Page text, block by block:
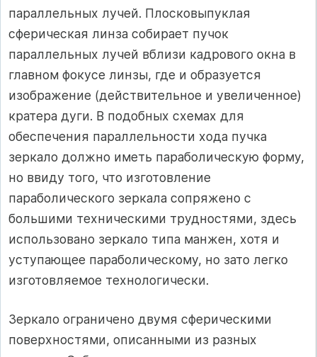
параллельных лучей. Плосковыпуклая
сферическая линза собирает пучок
параллельных лучей вблизи кадрового окна в
главном фокусе линзы, где и образуется
изображение (действительное и увеличенное)
кратера дуги. В подобных схемах для
обеспечения параллельности хода пучка
зеркало должно иметь параболическую форму,
но ввиду того, что изготовление
параболического зеркала сопряжено с
большими техническими трудностями, здесь
использовано зеркало типа манжен, хотя и
уступающее параболическому, но зато легко
изготовляемое технологически.
Зеркало ограничено двумя сферическими
поверхностями, описанными из разных